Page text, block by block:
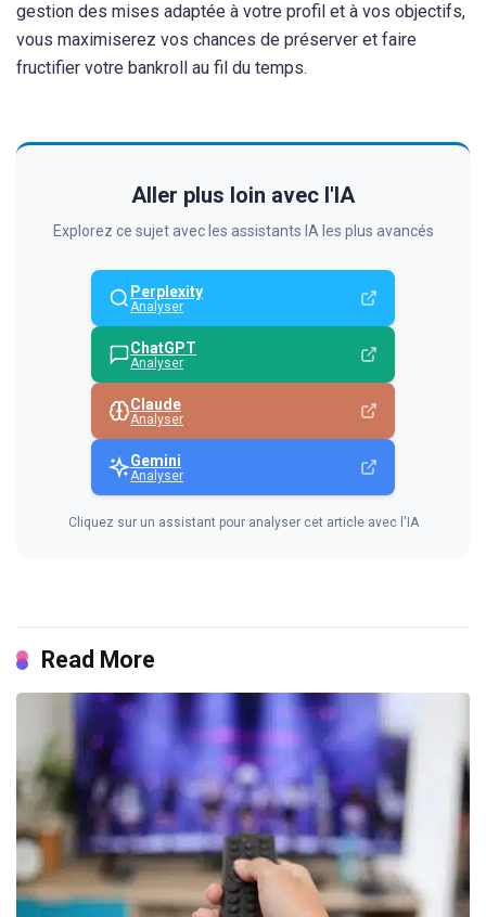
gestion des mises adaptée à votre profil et à vos objectifs,
vous maximiserez vos chances de préserver et faire
fructifier votre bankroll au fil du temps.
Aller plus loin avec l'IA
Explorez ce sujet avec les assistants IA les plus avancés
Perplexity
Analyser
ChatGPT
Analyser
Claude
Analyser
Gemini
Analyser
Cliquez sur un assistant pour analyser cet article avec l'IA
Read More